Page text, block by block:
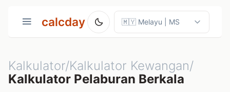
calcday
Kalkulator/Kalkulator Kewangan/
Kalkulator Pelaburan Berkala